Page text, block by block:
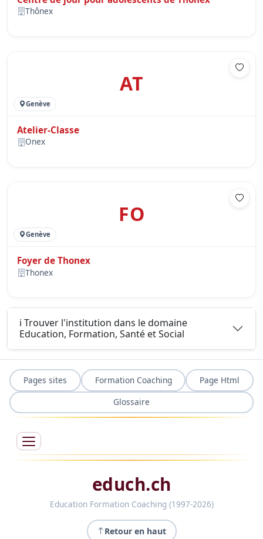
Thônex
AT
Genève
Atelier-Classe
Onex
FO
Genève
Foyer de Thonex
Thonex
ℹ️ Trouver l'institution dans le domaine
Education, Formation, Santé et Social
Pages sites Formation Coaching
Page Html
Glossaire
educh.ch
Education Formation Coaching (1997-2026)
Retour en haut